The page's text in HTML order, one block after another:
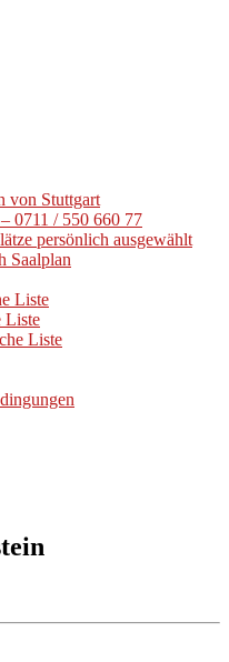
von Stuttgart
0711 / 550 660 77
persönlich ausgewählt
Saalplan
Liste
Liste
Liste